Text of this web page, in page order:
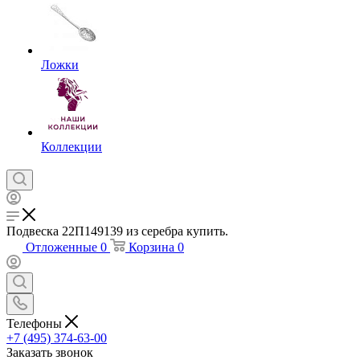
Ложки
Коллекции
Подвеска 22П149139 из серебра купить.
Отложенные 0 Корзина 0
Телефоны
+7 (495) 374-63-00
Заказать звонок